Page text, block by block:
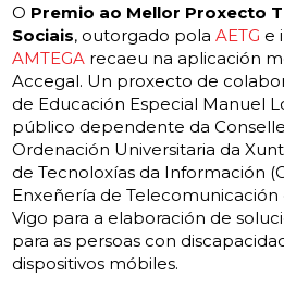
O Premio ao Mellor Proxecto
Sociais, outorgado polaAETG e
AMTEGA recaeu na aplicación
Accegal. Un proxecto de
de Educación Especial Manuel
público dependente da
Ordenación Universitaria da
de Tecnoloxías da Información
Enxeñería de Telecomunicación
Vigo para a elaboración de
para as persoas con
dispositivos móbiles.